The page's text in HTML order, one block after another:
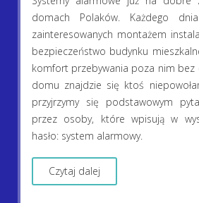
domach Polaków. Każdego
zainteresowanych montażem
bezpieczeństwo budynku
komfort przebywania poza nim bez
domu znajdzie się ktoś
przyjrzymy się podstawowym
przez osoby, które wpisują w
hasło: system alarmowy.
Czytaj dalej